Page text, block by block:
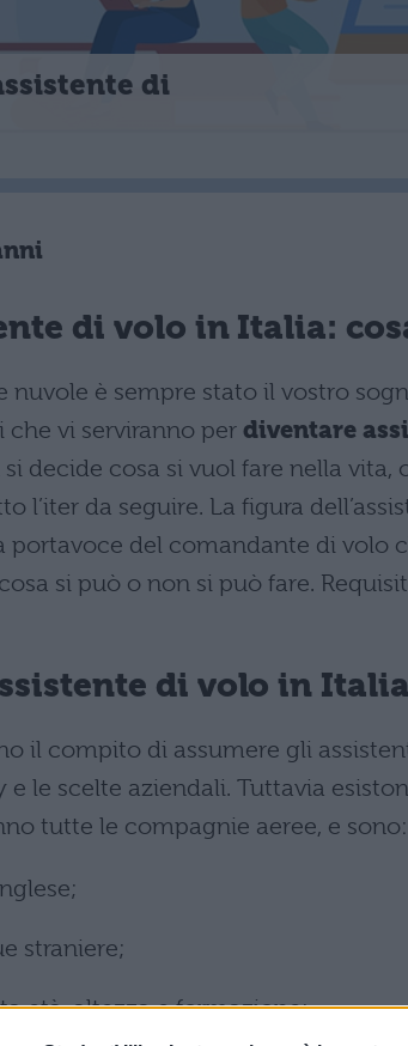
di
di volo in Italia:
nuvole è sempre stato il vostro
vi serviranno per diventare
decide cosa si vuol fare nella
l’iter da seguire. La figura
del comandante di volo
si può o non si può fare.
di volo in
il compito di assumere gli
le scelte aziendali. Tuttavia
tutte le compagnie aeree, e sono:
straniere;
età, altezza e formazione;